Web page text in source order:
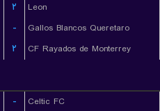
۲
Leon
-
Gallos Blancos Queretaro
۲ CF Rayados de Monterrey
-
Celtic FC